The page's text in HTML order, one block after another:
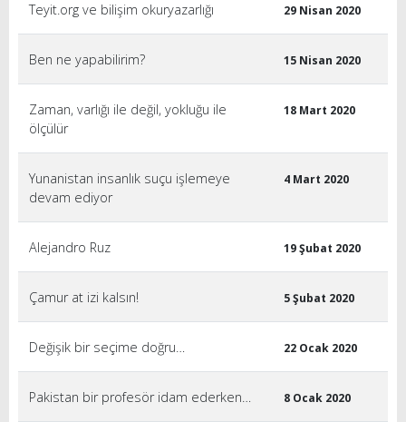
Teyit.org ve bilişim okuryazarlığı 29 Nisan 2020
Ben ne yapabilirim? 15 Nisan 2020
Zaman, varlığı ile değil, yokluğu ile
ölçülür
18 Mart 2020
Yunanistan insanlık suçu işlemeye
devam ediyor
4 Mart 2020
Alejandro Ruz 19 Şubat 2020
Çamur at izi kalsın! 5 Şubat 2020
Değişik bir seçime doğru… 22 Ocak 2020
Pakistan bir profesör idam ederken… 8 Ocak 2020